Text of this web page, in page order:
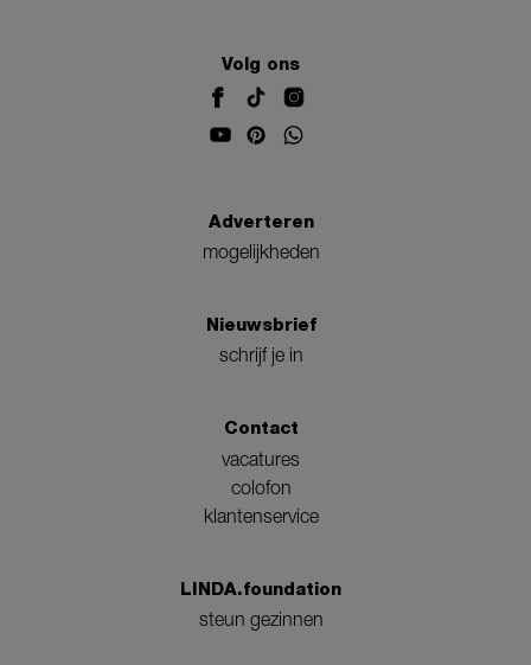
Volg ons
Adverteren
mogelijkheden
Nieuwsbrief
schrijf je in
Contact
vacatures
colofon
klantenservice
LINDA.foundation
steun gezinnen